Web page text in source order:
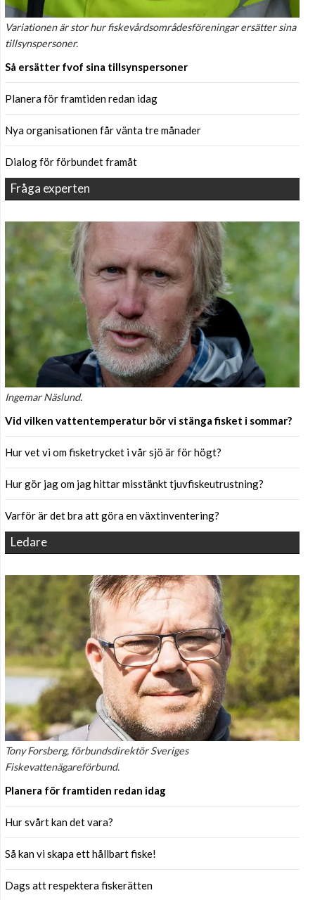
Variationen är stor hur fiskevårdsområdesföreningar ersätter sina
tillsynspersoner.
Så ersätter fvof sina tillsynspersoner
Planera för framtiden redan idag
Nya organisationen får vänta tre månader
Dialog för förbundet framåt
Fråga experten
Ingemar Näslund.
Vid vilken vattentemperatur bör vi stänga fisket i sommar?
Hur vet vi om fisketrycket i vår sjö är för högt?
Hur gör jag om jag hittar misstänkt tjuvfiskeutrustning?
Varför är det bra att göra en växtinventering?
Ledare
Tony Forsberg, förbundsdirektör Sveriges
Fiskevattenägareförbund.
Planera för framtiden redan idag
Hur svårt kan det vara?
Så kan vi skapa ett hållbart fiske!
Dags att respektera fiskerätten